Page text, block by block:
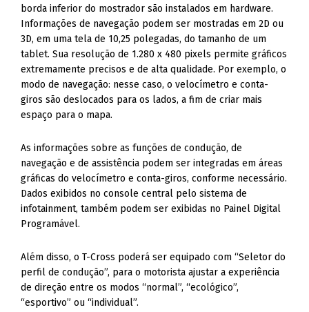
borda inferior do mostrador são instalados em hardware.
Informações de navegação podem ser mostradas em 2D ou
3D, em uma tela de 10,25 polegadas, do tamanho de um
tablet. Sua resolução de 1.280 x 480 pixels permite gráficos
extremamente precisos e de alta qualidade. Por exemplo, o
modo de navegação: nesse caso, o velocímetro e conta-
giros são deslocados para os lados, a fim de criar mais
espaço para o mapa.
As informações sobre as funções de condução, de
navegação e de assistência podem ser integradas em áreas
gráficas do velocímetro e conta-giros, conforme necessário.
Dados exibidos no console central pelo sistema de
infotainment, também podem ser exibidas no Painel Digital
Programável.
Além disso, o T-Cross poderá ser equipado com “Seletor do
perfil de condução”, para o motorista ajustar a experiência
de direção entre os modos “normal”, “ecológico”,
“esportivo” ou “individual”.